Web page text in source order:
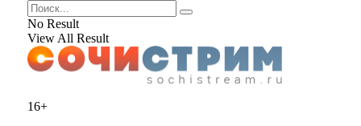
No Result
View All Result
16+